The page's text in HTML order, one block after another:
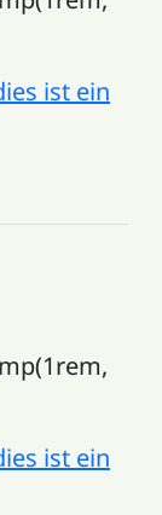
ist ein
ist ein